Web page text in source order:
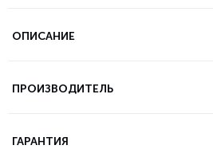
ОПИСАНИЕ
ПРОИЗВОДИТЕЛЬ
ГАРАНТИЯ